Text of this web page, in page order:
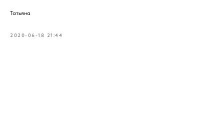
Татьяна
2020-06-18 21:44